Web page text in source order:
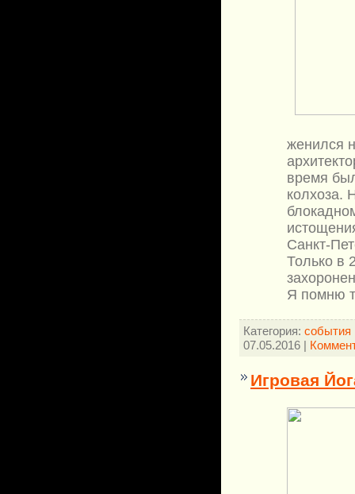
женился
время
колхоза.
Санкт-
Только в
Я помню
Категория: события
07.05.2016 |
Игровая